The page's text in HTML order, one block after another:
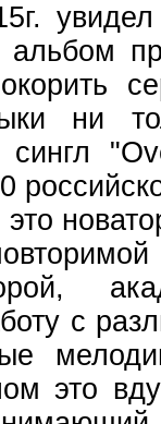
альбом
ни
с
это